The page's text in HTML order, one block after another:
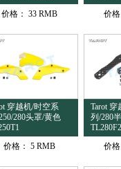
价格： 33 RMB
价
穿越机/时空系
280头罩/黄色
价格： 5 RMB
Tarot
列/280
TL280F2
价